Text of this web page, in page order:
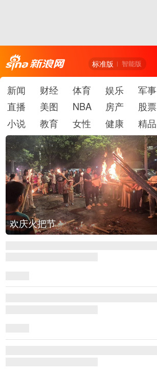
标准版 智能版
新闻 财经 体育 娱乐 军事
直播
美图 NBA 房产 股票
小说
教育 女性 健康 精品
图集
江西铅山：千灯点亮葛仙村